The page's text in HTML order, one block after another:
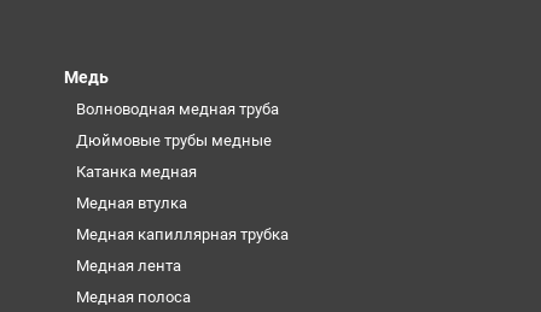
Медь
Волноводная медная труба
Дюймовые трубы медные
Катанка медная
Медная втулка
Медная капиллярная трубка
Медная лента
Медная полоса